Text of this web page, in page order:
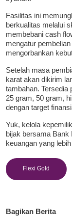
Fasilitas ini
berkualitas melalui
membebani cash
mengatur
mengorbankan
Setelah masa
karat akan dikirim
tambahan. Tersedia
25 gram, 50 gram,
dengan target
Yuk, kelola
bijak bersama Bank
keuangan yang
Flexi Gold
Bagikan Berita